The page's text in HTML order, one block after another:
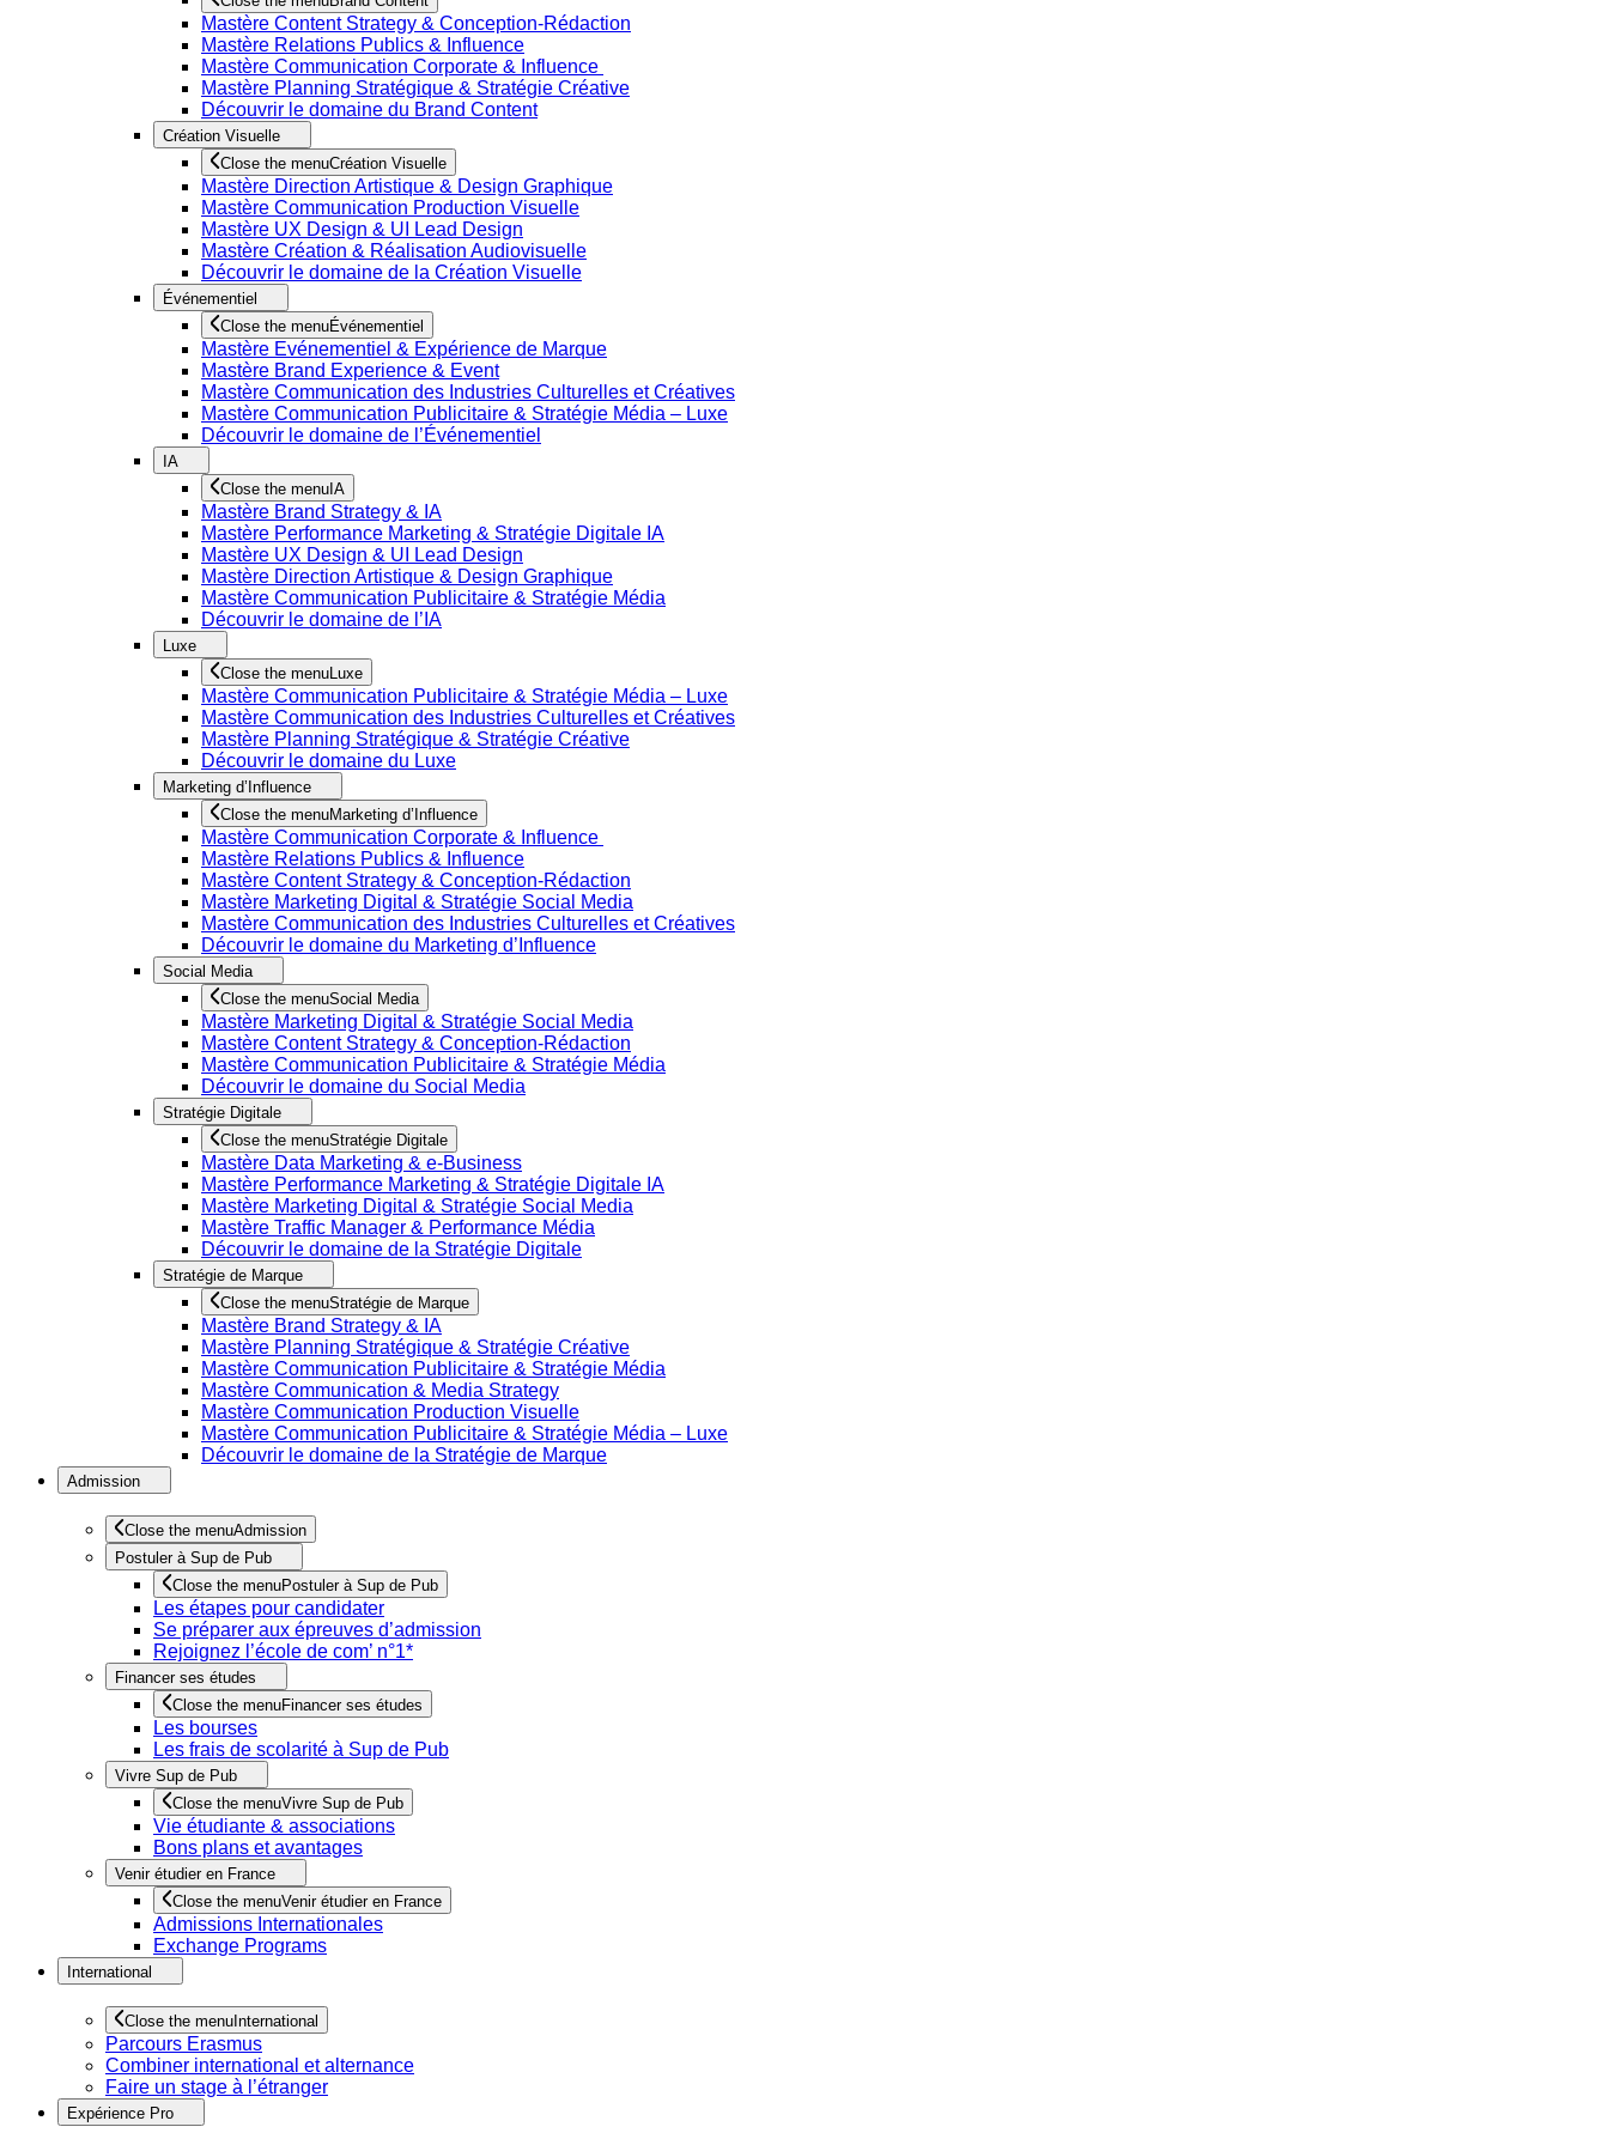
Mastère Content Strategy & Conception-Rédaction
Mastère Relations Publics & Influence
Mastère Communication Corporate & Influence
Mastère Planning Stratégique & Stratégie Créative
Découvrir le domaine du Brand Content
Création Visuelle
Close the menuCréation Visuelle
Mastère Direction Artistique & Design Graphique
Mastère Communication Production Visuelle
Mastère UX Design & UI Lead Design
Mastère Création & Réalisation Audiovisuelle
Découvrir le domaine de la Création Visuelle
Événementiel
Close the menuÉvénementiel
Mastère Evénementiel & Expérience de Marque
Mastère Brand Experience & Event
Mastère Communication des Industries Culturelles et Créatives
Mastère Communication Publicitaire & Stratégie Média – Luxe
Découvrir le domaine de l’Événementiel
IA
Close the menu IA
Mastère Brand Strategy & IA
Mastère Performance Marketing & Stratégie Digitale IA
Mastère UX Design & UI Lead Design
Mastère Direction Artistique & Design Graphique
Mastère Communication Publicitaire & Stratégie Média
Découvrir le domaine de l’IA
Luxe
Close the menuLuxe
Mastère Communication Publicitaire & Stratégie Média – Luxe
Mastère Communication des Industries Culturelles et Créatives
Mastère Planning Stratégique & Stratégie Créative
Découvrir le domaine du Luxe
Marketing d’Influence
Close the menuMarketing d’Influence
Mastère Communication Corporate & Influence
Mastère Relations Publics & Influence
Mastère Content Strategy & Conception-Rédaction
Mastère Marketing Digital & Stratégie Social Media
Mastère Communication des Industries Culturelles et Créatives
Découvrir le domaine du Marketing d’Influence
Social Media
Close the menuSocial Media
Mastère Marketing Digital & Stratégie Social Media
Mastère Content Strategy & Conception-Rédaction
Mastère Communication Publicitaire & Stratégie Média
Découvrir le domaine du Social Media
Stratégie Digitale
Close the menuStratégie Digitale
Mastère Data Marketing & e-Business
Mastère Performance Marketing & Stratégie Digitale IA
Mastère Marketing Digital & Stratégie Social Media
Mastère Traffic Manager & Performance Média
Découvrir le domaine de la Stratégie Digitale
Stratégie de Marque
Close the menuStratégie de Marque
Mastère Brand Strategy & IA
Mastère Planning Stratégique & Stratégie Créative
Mastère Communication Publicitaire & Stratégie Média
Mastère Communication & Media Strategy
Mastère Communication Production Visuelle
Mastère Communication Publicitaire & Stratégie Média – Luxe
Découvrir le domaine de la Stratégie de Marque
Admission
Close the menuAdmission
Postuler à Sup de Pub
Close the menuPostuler à Sup de Pub
Les étapes pour candidater
Se préparer aux épreuves d’admission
Rejoignez l’école de com’ n°1*
Financer ses études
Close the menuFinancer ses études
Les bourses
Les frais de scolarité à Sup de Pub
Vivre Sup de Pub
Close the menuVivre Sup de Pub
Vie étudiante & associations
Bons plans et avantages
Venir étudier en France
Close the menuVenir étudier en France
Admissions Internationales
Exchange Programs
International
Close the menu International
Parcours Erasmus
Combiner international et alternance
Faire un stage à l’étranger
Expérience Pro